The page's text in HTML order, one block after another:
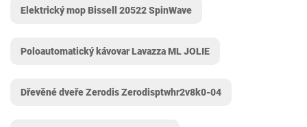
Elektrický mop Bissell 20522 SpinWave
Poloautomatický kávovar Lavazza ML JOLIE
Dřevěné dveře Zerodis Zerodisptwhr2v8k0-04